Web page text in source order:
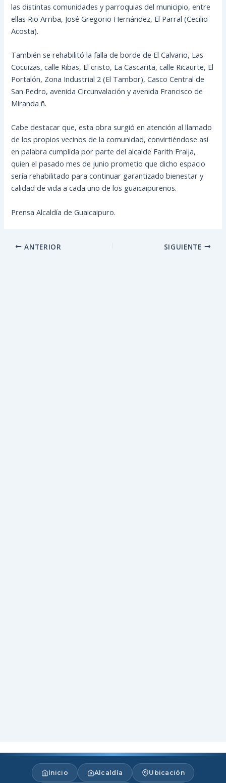
las distintas comunidades y parroquias del municipio, entre
ellas Rio Arriba, José Gregorio Hernández, El Parral (Cecilio
Acosta).
También se rehabilitó la falla de borde de El Calvario, Las
Cocuizas, calle Ribas, El cristo, La Cascarita, calle Ricaurte, El
Portalón, Zona Industrial 2 (El Tambor), Casco Central de
San Pedro, avenida Circunvalación y avenida Francisco de
Miranda ñ.
Cabe destacar que, esta obra surgió en atención al llamado
de los propios vecinos de la comunidad, convirtiéndose así
en palabra cumplida por parte del alcalde Farith Fraija,
quien el pasado mes de junio prometio que dicho espacio
sería rehabilitado para continuar garantizado bienestar y
calidad de vida a cada uno de los guaicaipureños.
Prensa Alcaldía de Guaicaipuro.
ANTERIOR SIGUIENTE
Inicio Alcaldía Ubicación